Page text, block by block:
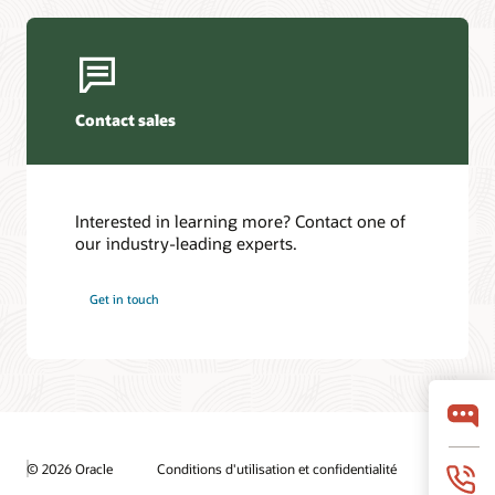
Contact sales
Interested in learning more? Contact one of
our industry-leading experts.
Get in touch
© 2026 Oracle
Conditions d'utilisation et confidentialité